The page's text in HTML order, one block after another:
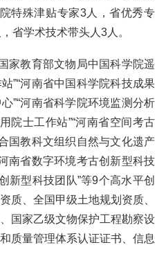
特殊津贴专家3人，省优秀专
省学术技术带头人3人。
家教育部文物局中国科学院遥
”“河南省中国科学院科技成果
”“河南省科学院环境监测分析
院士工作站”“河南省空间考古
国教科文组织自然与文化遗产
南省数字环境考古创新型科技
新型科技团队”等9个高水平创
质、全国甲级土地规划资质、
国家乙级文物保护工程勘察设
质量管理体系认证证书、信息